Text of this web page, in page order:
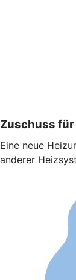
Zuschuss für
Eine neue
anderer